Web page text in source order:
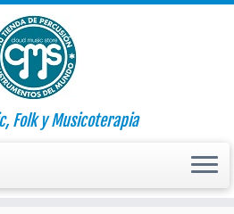
Folk y Musicoterapia